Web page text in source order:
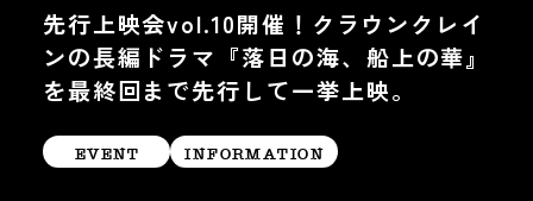
先行上映会vol.10開催！クラウンクレイ
ンの長編ドラマ『落日の海、船上の華』
を最終回まで先行して一挙上映。
EVENT INFORMATION